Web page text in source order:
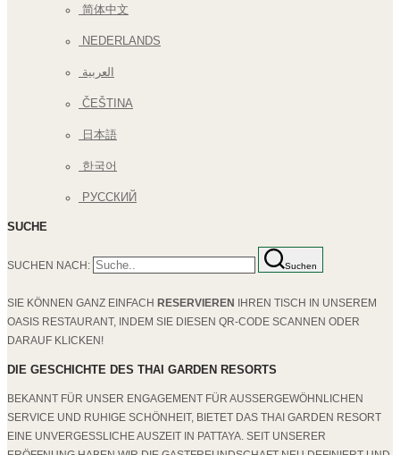
简体中文
NEDERLANDS
العربية
ČEŠTINA
日本語
한국어
РУССКИЙ
SUCHE
SUCHEN NACH: Suchen
SIE KÖNNEN GANZ EINFACH RESERVIEREN
IHREN TISCH IN UNSEREM
OASIS RESTAURANT, INDEM SIE DIESEN QR-CODE SCANNEN ODER
DARAUF KLICKEN!
DIE GESCHICHTE DES THAI GARDEN RESORTS
BEKANNT FÜR UNSER ENGAGEMENT FÜR AUSSERGEWÖHNLICHEN S
ERVICE UND RUHIGE SCHÖNHEIT, BIETET DAS THAI GARDEN RESORT E
INE UNVERGESSLICHE AUSZEIT IN PATTAYA. SEIT UNSERER E